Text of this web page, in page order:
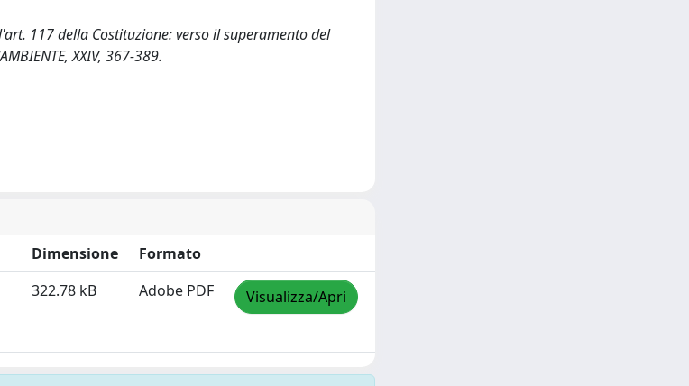
117 della Costituzione: verso il superamento del
XXIV, 367-389.
Dimensione
Formato
322.78 kB Adobe PDF Visualizza/Apri